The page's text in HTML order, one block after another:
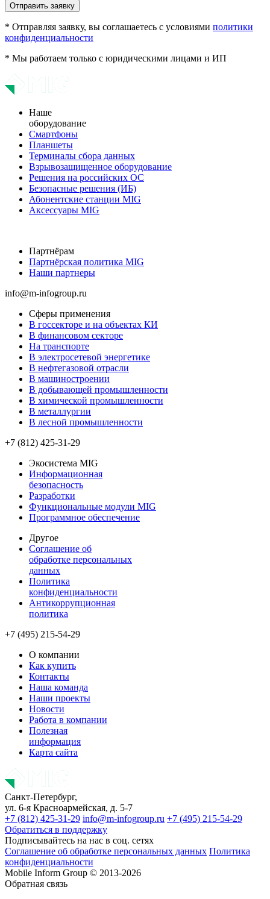
Отправить заявку
* Отправляя заявку, вы соглашаетесь с условиями политики
конфиденциальности
* Мы работаем только с юридическими лицами и ИП
Наше
оборудование
Смартфоны
Планшеты
Терминалы сбора данных
Взрывозащищенное оборудование
Решения на российских ОС
Безопасные решения (ИБ)
Абонентские станции MIG
Аксессуары MIG
Партнёрам
Партнёрская политика MIG
Наши партнеры
info@m-infogroup.ru
Сферы применения
В госсекторе и на объектах КИ
В финансовом секторе
На транспорте
В электросетевой энергетике
В нефтегазовой отрасли
В машиностроении
В добывающей промышленности
В химической промышленности
В металлургии
В лесной промышленности
+7 (812) 425-31-29
Экосистема MIG
Информационная
безопасность
Разработки
Функциональные модули MIG
Программное обеспечение
Другое
Соглашение об
обработке персональных
данных
Политика
конфиденциальности
Антикоррупционная
политика
+7 (495) 215-54-29
О компании
Как купить
Контакты
Наша команда
Наши проекты
Новости
Работа в компании
Полезная
информация
Карта сайта
Санкт-Петербург,
ул. 6-я Красноармейская, д. 5-7
+7 (812) 425-31-29 info@m-infogroup.ru +7 (495) 215-54-29
Обратиться в поддержку
Подписывайтесь на нас в соц. сетях
Соглашение об обработке персональных данных Политика
конфиденциальности
Mobile Inform Group © 2013-2026
Обратная связь